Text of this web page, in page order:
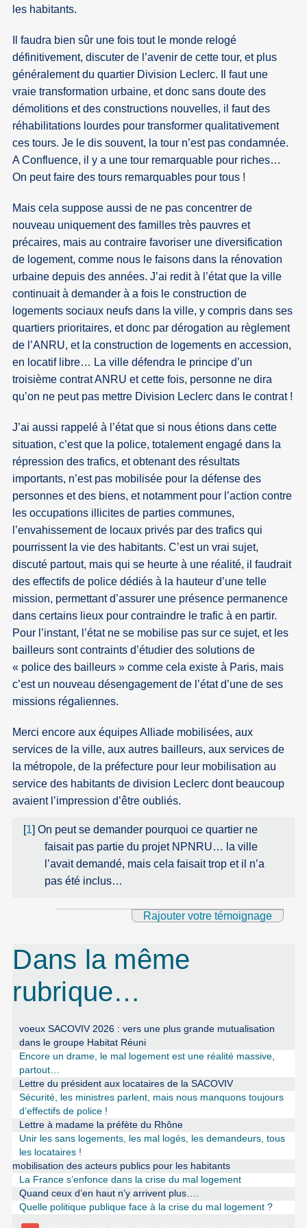
les habitants.
Il faudra bien sûr une fois tout le monde relogé
définitivement, discuter de l’avenir de cette tour, et plus
généralement du quartier Division Leclerc. Il faut une
vraie transformation urbaine, et donc sans doute des
démolitions et des constructions nouvelles, il faut des
réhabilitations lourdes pour transformer qualitativement
ces tours. Je le dis souvent, la tour n’est pas condamnée.
A Confluence, il y a une tour remarquable pour riches…
On peut faire des tours remarquables pour tous !
Mais cela suppose aussi de ne pas concentrer de
nouveau uniquement des familles très pauvres et
précaires, mais au contraire favoriser une diversification
de logement, comme nous le faisons dans la rénovation
urbaine depuis des années. J’ai redit à l’état que la ville
continuait à demander à a fois le construction de
logements sociaux neufs dans la ville, y compris dans ses
quartiers prioritaires, et donc par dérogation au règlement
de l’ANRU, et la construction de logements en accession,
en locatif libre… La ville défendra le principe d’un
troisième contrat ANRU et cette fois, personne ne dira
qu’on ne peut pas mettre Division Leclerc dans le contrat !
J’ai aussi rappelé à l’état que si nous étions dans cette
situation, c’est que la police, totalement engagé dans la
répression des trafics, et obtenant des résultats
importants, n’est pas mobilisée pour la défense des
personnes et des biens, et notamment pour l’action contre
les occupations illicites de parties communes,
l’envahissement de locaux privés par des trafics qui
pourrissent la vie des habitants. C’est un vrai sujet,
discuté partout, mais qui se heurte à une réalité, il faudrait
des effectifs de police dédiés à la hauteur d’une telle
mission, permettant d’assurer une présence permanence
dans certains lieux pour contraindre le trafic à en partir.
Pour l’instant, l’état ne se mobilise pas sur ce sujet, et les
bailleurs sont contraints d’étudier des solutions de
« police des bailleurs » comme cela existe à Paris, mais
c’est un nouveau désengagement de l’état d’une de ses
missions régaliennes.
Merci encore aux équipes Alliade mobilisées, aux
services de la ville, aux autres bailleurs, aux services de
la métropole, de la préfecture pour leur mobilisation au
service des habitants de division Leclerc dont beaucoup
avaient l’impression d’être oubliés.
[1]On peut se demander pourquoi ce quartier ne
faisait pas partie du projet NPNRU… la ville
l’avait demandé, mais cela faisait trop et il n’a
pas été inclus…
Rajouter votre témoignage
Dans la même
rubrique…
voeux SACOVIV 2026 : vers une plus grande mutualisation
dans le groupe Habitat Réuni
Encore un drame, le mal logement est une réalité massive,
partout…
Lettre du président aux locataires de la SACOVIV
Sécurité, les ministres parlent, mais nous manquons toujours
d’effectifs de police !
Lettre à madame la préfète du Rhône
Unir les sans logements, les mal logés, les demandeurs, tous
les locataires !
mobilisation des acteurs publics pour les habitants
La France s’enfonce dans la crise du mal logement
Quand ceux d’en haut n’y arrivent plus….
Quelle politique publique face à la crise du mal logement ?